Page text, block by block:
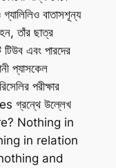
বাতাসশূন্য
হন, তাঁর ছাত্র
এবং পারদের
প্যাসকেল
পরীক্ষার
গ্রন্থে উল্লেখ
Nothing in
in relation
and